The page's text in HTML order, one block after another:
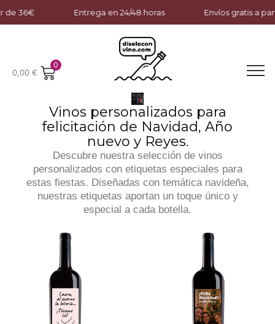
Entrega en 24/48 horas Envíos gratis a partir
0,00 €
0
Vinos personalizados para
felicitación de Navidad, Año
nuevo y Reyes.
Descubre nuestra selección de vinos
personalizados con etiquetas especiales para
estas fiestas. Diseñadas con temática navideña,
nuestras etiquetas aportan un toque único y
especial a cada botella.